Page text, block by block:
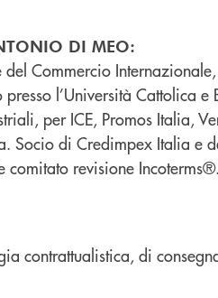
DI MEO:
Commercio
l’Università Cattolica
per ICE, Promos Italia,
Socio di Credimpex Italia e
comitato revisione
contrattualistica, di